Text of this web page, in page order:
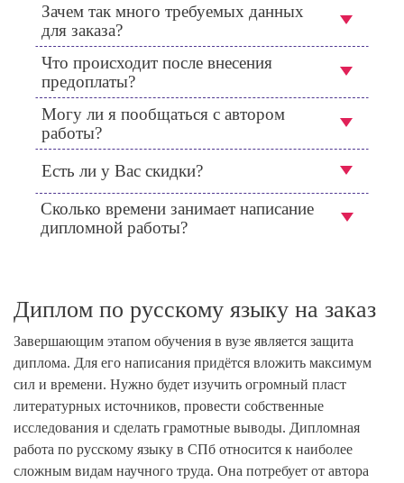
Зачем так много требуемых данных
для заказа?
Что происходит после внесения
предоплаты?
Могу ли я пообщаться с автором
работы?
Есть ли у Вас скидки?
Сколько времени занимает написание
дипломной работы?
Диплом по русскому языку на заказ
Завершающим этапом обучения в вузе является защита
диплома. Для его написания придётся вложить максимум
сил и времени. Нужно будет изучить огромный пласт
литературных источников, провести собственные
исследования и сделать грамотные выводы. Дипломная
работа по русскому языку в СПб относится к наиболее
сложным видам научного труда. Она потребует от автора